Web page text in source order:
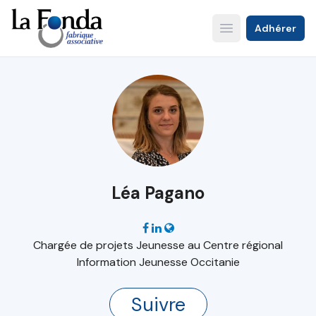
Aller
au
contenu
principal
Open main menu
Adhérer
Léa Pagano
Chargée de projets Jeunesse au Centre régional
Information Jeunesse Occitanie
Suivre